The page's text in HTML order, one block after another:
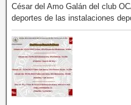
César del Amo Galán del club
deportes de las instalaciones